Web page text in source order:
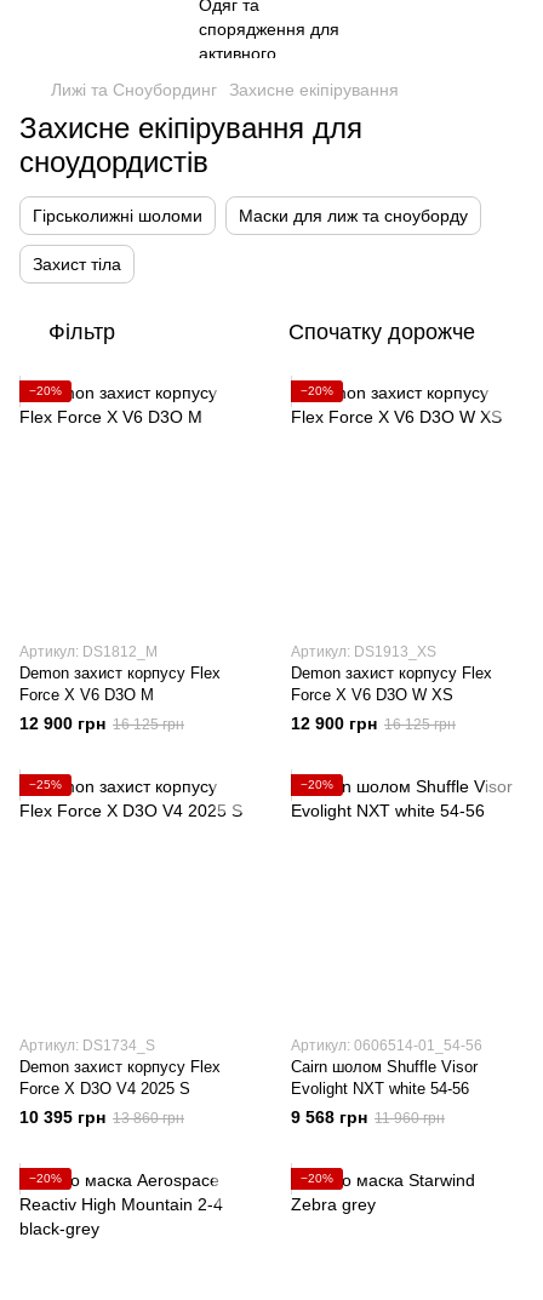
Лижі та Сноубординг Захисне екіпірування
Захисне екіпірування для
сноудордистів
Гірськолижні шоломи Маски для лиж та сноуборду
Захист тіла
Фільтр Спочатку дорожче
−20%
Артикул: DS1812_M
Demon захист корпусу Flex
Force X V6 D3O M
12 900 грн 16 125 грн
−20%
Артикул: DS1913_XS
Demon захист корпусу Flex
Force X V6 D3O W XS
12 900 грн 16 125 грн
−25%
Артикул: DS1734_S
Demon захист корпусу Flex
Force X D3O V4 2025 S
10 395 грн 13 860 грн
−20%
Артикул: 0606514-01_54-56
Cairn шолом Shuffle Visor
Evolight NXT white 54-56
9 568 грн 11 960 грн
−20% −20%